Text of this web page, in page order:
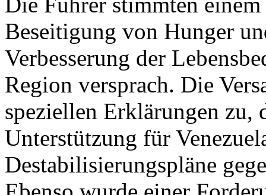
Beseitigung von Hunger
Verbesserung der
Region versprach. Die
speziellen Erklärungen zu,
Unterstützung für
Destabilisierungspläne